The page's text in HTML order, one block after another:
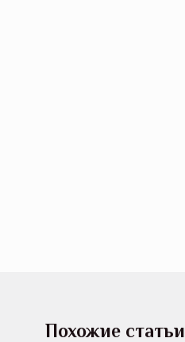
Похожие статьи